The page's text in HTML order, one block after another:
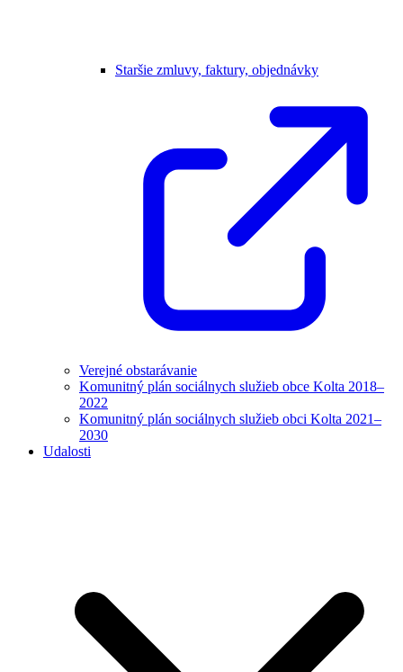
Staršie zmluvy, faktury, objednávky
Verejné obstarávanie
Komunitný plán sociálnych služieb obce Kolta 2018–
2022
Komunitný plán sociálnych služieb obci Kolta 2021–
2030
Udalosti